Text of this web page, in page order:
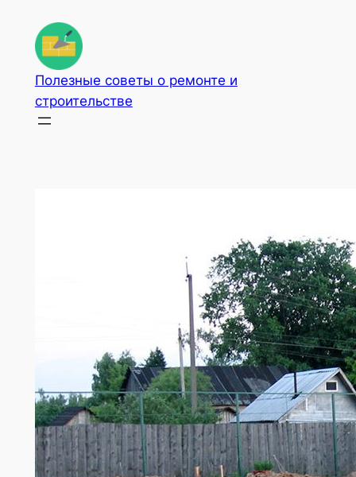
содержимому
Полезные советы о ремонте и
строительстве